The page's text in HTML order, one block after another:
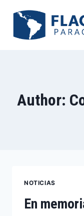
Author:
NOTICIAS
En